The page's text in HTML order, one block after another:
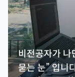
비전공자가 나
묻는 눈” 입니